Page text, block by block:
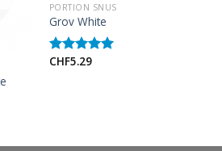
PORTION SNUS
Grov White
Rated5.00
CHF5.29